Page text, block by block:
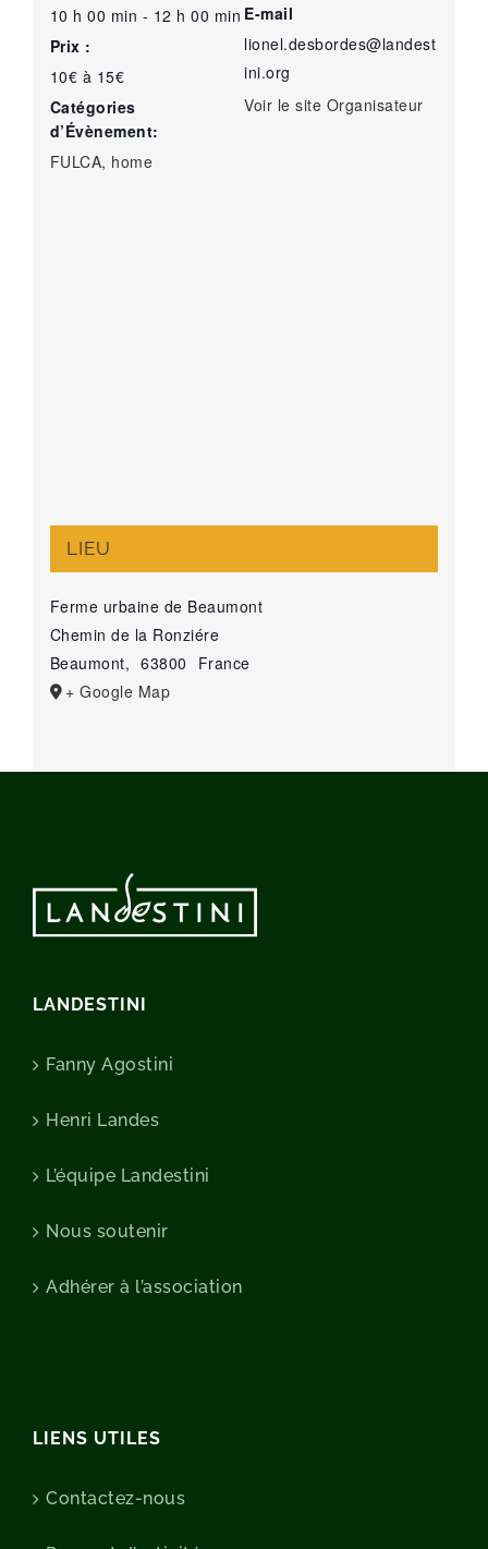
10 h 00 min - 12 h 00 min
Prix :
10€ à 15€
Catégories
d’Évènement:
FULCA, home
E-mail
lionel.desbordes@landest
ini.org
Voir le site Organisateur
LIEU
Ferme urbaine de Beaumont
Chemin de la Ronziére
Beaumont, 63800
France
+ Google Map
LANDESTINI
Fanny Agostini
Henri Landes
L’équipe Landestini
Nous soutenir
Adhérer à l’association
LIENS UTILES
Contactez-nous